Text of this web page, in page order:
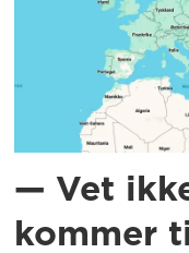
— Vet
kommer